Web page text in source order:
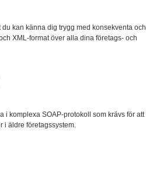
kan känna dig trygg med konsekventa och
XML-format över alla dina företags- och
i komplexa SOAP-protokoll som krävs för att
i äldre företagssystem.